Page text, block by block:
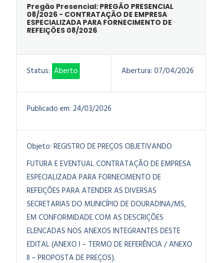
Pregão Presencial: PREGÃO PRESENCIAL
08/2026 - CONTRATAÇÃO DE EMPRESA
ESPECIALIZADA PARA FORNECIMENTO DE
REFEIÇÕES 08/2026
Status: Aberto Abertura: 07/04/2026
Publicado em: 24/03/2026
Objeto: REGISTRO DE PREÇOS OBJETIVANDO
FUTURA E EVENTUAL CONTRATAÇÃO DE EMPRESA
ESPECIALIZADA PARA FORNECIMENTO DE
REFEIÇÕES PARA ATENDER AS DIVERSAS
SECRETARIAS DO MUNICÍPIO DE DOURADINA/MS,
EM CONFORMIDADE COM AS DESCRIÇÕES
ELENCADAS NOS ANEXOS INTEGRANTES DESTE
EDITAL (ANEXO I – TERMO DE REFERÊNCIA / ANEXO
II – PROPOSTA DE PREÇOS).